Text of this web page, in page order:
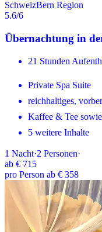
SchweizBern Region
5.6/6
Übernachtung in
21 Stunden
Private Spa Suite
reichhaltiges,
Kaffee & Tee
5 weitere Inhalte
1 Nacht·2 Personen·
ab € 715
pro Person ab € 358